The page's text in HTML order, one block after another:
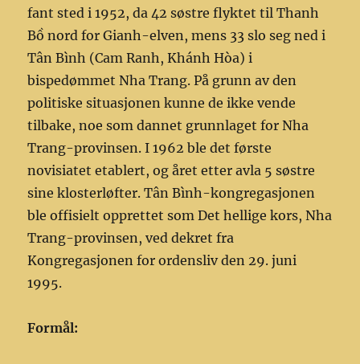
fant sted i 1952, da 42 søstre flyktet til Thanh
Bồ nord for Gianh-elven, mens 33 slo seg ned i
Tân Bình (Cam Ranh, Khánh Hòa) i
bispedømmet Nha Trang. På grunn av den
politiske situasjonen kunne de ikke vende
tilbake, noe som dannet grunnlaget for Nha
Trang-provinsen. I 1962 ble det første
novisiatet etablert, og året etter avla 5 søstre
sine klosterløfter. Tân Bình-kongregasjonen
ble offisielt opprettet som Det hellige kors, Nha
Trang-provinsen, ved dekret fra
Kongregasjonen for ordensliv den 29. juni
1995.
Formål: